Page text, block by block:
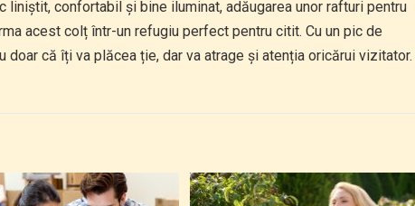
confortabil și bine iluminat, adăugarea unor rafturi pentru
acest colț într-un refugiu perfect pentru citit. Cu un pic de
că îți va plăcea ție, dar va atrage și atenția oricărui vizitator.